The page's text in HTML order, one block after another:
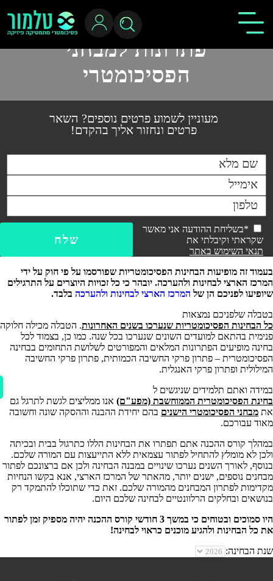
פתרונות למבחני
הפסיכומטרי
מעוניין לשמוע פרטים נוספים? השאר
פרטים ונחזור אליך בהקדם!
*בשליחת ההודעה אני מאשר
שקראתי וקיבלתי את
תנאי השימוש באתר
בעמוד זה מופיעות הבחינות הפסיכומטריות שפורסמו על פי חוק על ידי
המרכז הארצי לבחינות ולהערכה. יובהר כי כל זכויות היוצרים על התרגילים
שיופיעו לפניכם הן של המרכז הארצי לבחינות ולהערכה בלבד.
בטבלה שלפניכם נמצאות
כל הבחינות הפסיכומטריות שנערכו בשנים האחרונות. הטבלה מכילה חלוקה
פנימית בהתאם למועדים השונים שנערכו בכל שנה. כמו כן, בצמוד לכל
בחינה מופיעים הפתרונות המלאים והמפורטים לשלושת התחומים בבחינה
הפסיכומטרית – פתרון פרקי החשיבה הכמותית, פתרון פרקי החשיבה
המילולית ופתרון פרקי האנגלית.
במידה ואתם תלמידים שניגשים ל
בחינת הפסיכומטרית הממוחשבת (מפע"ם) אנו ממליצים לגשת לתרגל גם
את מבחני הפסיכומטרי הישנים בהם יחידת ההבנה וההסקה שונה וחשובה
מאוד עבורכם.
במהלך קורס ההכנה אתם תפתרו את הבחינות הללו כתרגול בבית ובכיתה
ולכן לא מומלץ להתחיל לפתור עצמאית ללא התייעצות עם המורה שלכם.
בנוסף, לאורך השנים נערכו שינויים במבנה הבחינה ולכן אם ברצונכם לפתור
מבחנים נוספים, ישנים יותר, מהאתר של המרכז הארצי, אנא בקשו הנחיות
מקדימות לפתרון המבחנים מהמורה שלכם. זאת כדי שתוכלו להתמקד רק
בנושאים ובחלקים הרלוונטיים לבחינה שלכם היום.
היו סמוכים ובטוחים כי במשך 3 חודשי קורס ההכנה יהיה מספיק זמן לפתור
את כל הבחינות ולהגיע מוכנים כראוי לבחינה!
שנת הבחינה: